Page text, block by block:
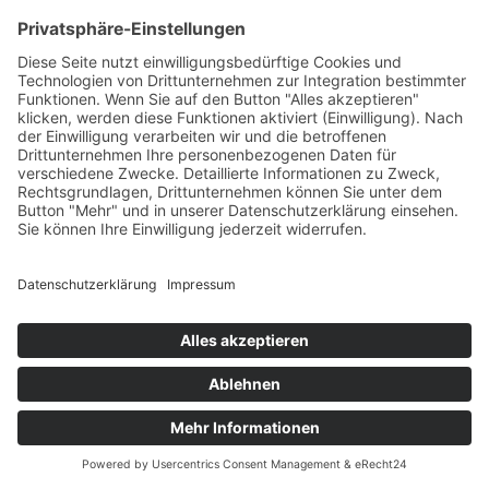
(z.B. Pus oder Blutungszysten) ist eine Zentrifugation
nicht notwendig; die Flüssigkeit kann direkt möglichst
dünn ausgestrichen werden.
Copyright 2011 - 2025 Standortleitung: Dr. med. M. Atay | Alle Rechte
vorbehalten |Impressum|Datenschutz|Cookie-Einstellungen